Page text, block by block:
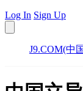
Log In Sign Up
J9.COM(中